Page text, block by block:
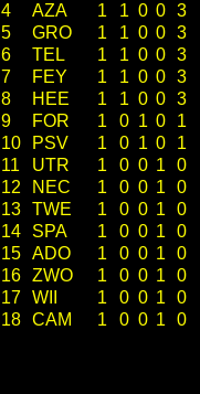
4
AZA 1 1 0 0 3
5
GRO 1 1 0 0 3
6
TEL 1 1 0 0 3
7
FEY 1 1 0 0 3
8
HEE 1 1 0 0 3
9
FOR 1 0 1 0
1
10
PSV 1 0 1 0
1
11
UTR 1 0 0 1
0
12
NEC 1 0 0 1
0
13 TWE 1 0 0 1
0
14
SPA 1 0 0 1
0
15 ADO 1 0 0 1
0
16 ZWO 1 0 0 1
0
17 WII 1 0 0 1
0
18 CAM 1 0 0 1 0